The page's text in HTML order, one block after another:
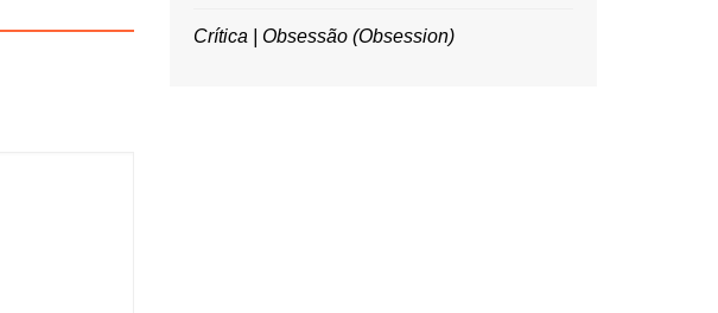
Crítica | Obsessão (Obsession)